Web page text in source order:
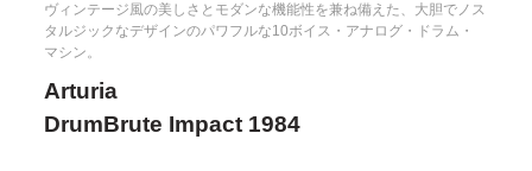
ヴィンテージ風の美しさとモダンな機能性を兼ね備えた、大胆でノス
タルジックなデザインのパワフルな10ボイス・アナログ・ドラム・
マシン。
Arturia
DrumBrute Impact 1984